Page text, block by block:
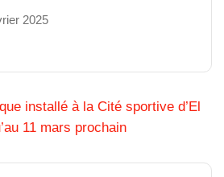
2025